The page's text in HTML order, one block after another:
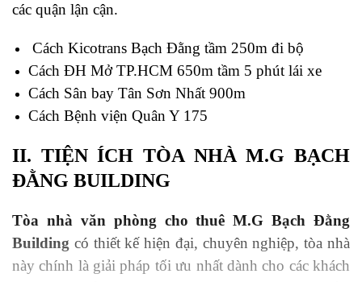
các quận lận cận.
Cách Kicotrans Bạch Đằng tầm 250m đi bộ
Cách ĐH Mở TP.HCM 650m tầm 5 phút lái xe
Cách Sân bay Tân Sơn Nhất 900m
Cách Bệnh viện Quân Y 175
II. TIỆN ÍCH TÒA NHÀM.G BẠCH
ĐẰNG BUILDING
Tòa nhà văn phòng cho thuê M.G Bạch Đằng
Building có thiết kế hiện đại, chuyên nghiệp, tòa nhà
này chính là giải pháp tối ưu nhất dành cho các khách